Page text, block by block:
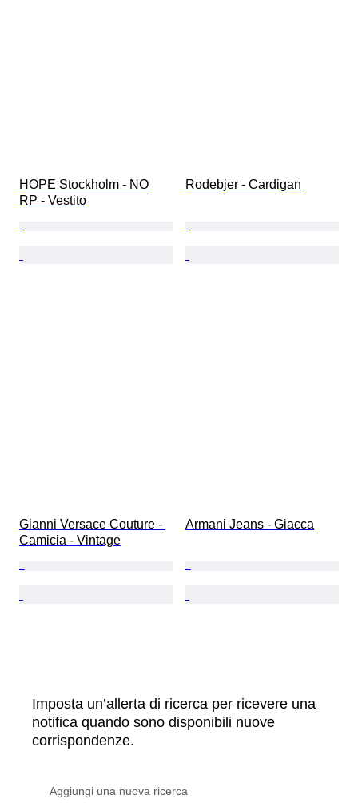
HOPE Stockholm - NO
RP - Vestito
Rodebjer - Cardigan
Gianni Versace Couture -
Camicia - Vintage
Armani Jeans - Giacca
Imposta un’allerta di ricerca per ricevere una
notifica quando sono disponibili nuove
corrispondenze.